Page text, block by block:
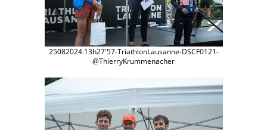
25082024.13h27'57-TriathlonLausanne-DSCF0121-
@ThierryKrummenacher